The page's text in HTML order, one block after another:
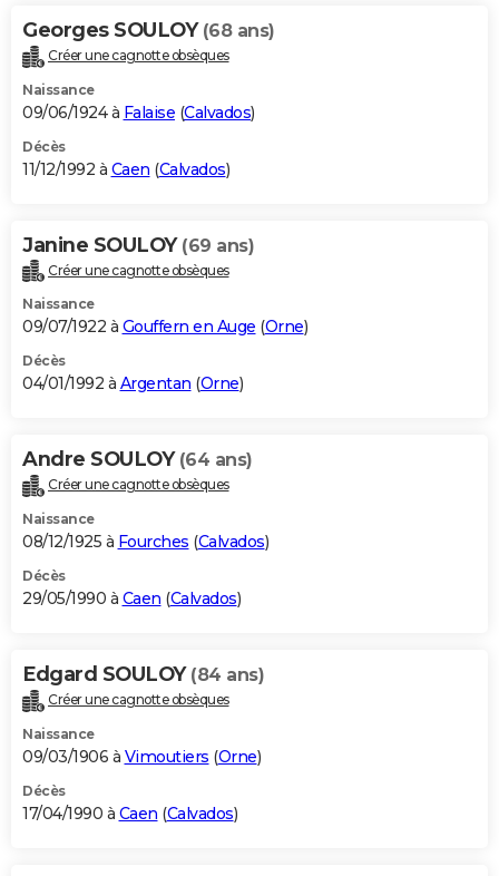
Georges SOULOY (68 ans)
Créer une cagnotte obsèques
Naissance
09/06/1924 à Falaise (Calvados)
Décès
11/12/1992 à Caen (Calvados)
Janine SOULOY (69 ans)
Créer une cagnotte obsèques
Naissance
09/07/1922 à Gouffern en Auge (Orne)
Décès
04/01/1992 à Argentan (Orne)
Andre SOULOY (64 ans)
Créer une cagnotte obsèques
Naissance
08/12/1925 à Fourches (Calvados)
Décès
29/05/1990 à Caen (Calvados)
Edgard SOULOY (84 ans)
Créer une cagnotte obsèques
Naissance
09/03/1906 à Vimoutiers (Orne)
Décès
17/04/1990 à Caen (Calvados)